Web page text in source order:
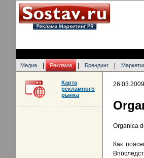
Медиа Реклама Брендинг
26.03.2009
Organica
Как
Карта
рекламного
рынка